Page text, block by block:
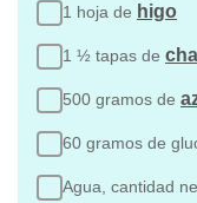
1 hoja de higo
1 ½ tapas de
500 gramos de
60 gramos de
Agua, cantidad